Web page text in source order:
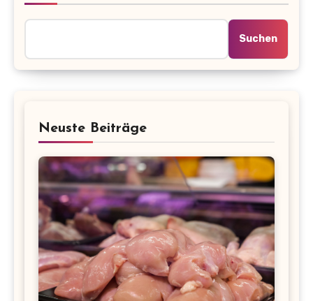
Suchen
Neuste Beiträge